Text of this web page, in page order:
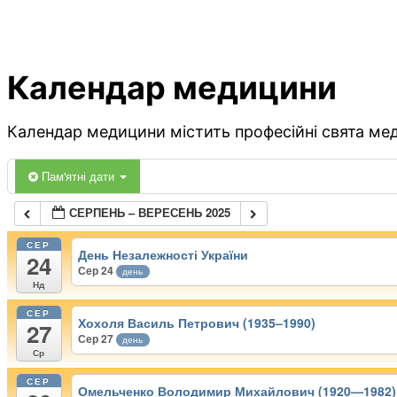
Календар медицини
Календар медицини містить професійні свята
Пам'ятні дати
СЕРПЕНЬ – ВЕРЕСЕНЬ 2025
СЕР
24
Нд
День Незалежності України
Сер 24 день
СЕР
27
Ср
Хохоля Василь Петрович (1935–1990)
Сер 27 день
СЕР
Омельченко Володимир Михайлович (1920—1982)